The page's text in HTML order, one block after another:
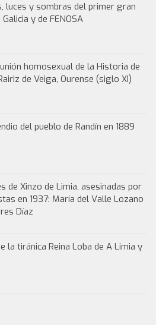
luces y sombras del primer gran
y de FENOSA
homosexual de la Historia de
de Veiga, Ourense (siglo XI)
del pueblo de Randín en 1889
de Xinzo de Limia, asesinadas por
en 1937: María del Valle Lozano
Díaz
la tiránica Reina Loba de A Limia y